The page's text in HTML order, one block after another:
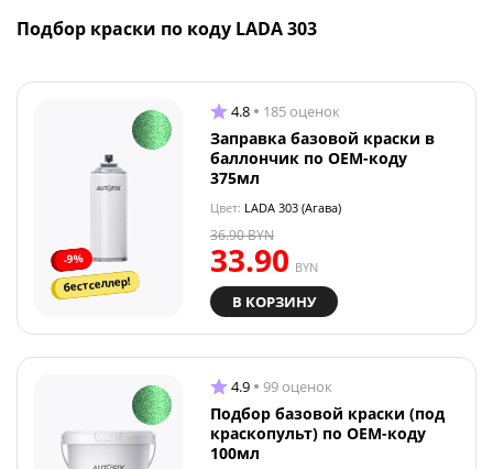
Подбор краски по коду LADA 303
-9%
бестселлер!
4.8 185 оценок
Заправка базовой краски в
баллончик по OEM-коду
375мл
Цвет: LADA 303 (Агава)
33.90 BYN
36.90BYN
В КОРЗИНУ
4.9 99 оценок
Подбор базовой краски (под
краскопульт) по OEM-коду
100мл